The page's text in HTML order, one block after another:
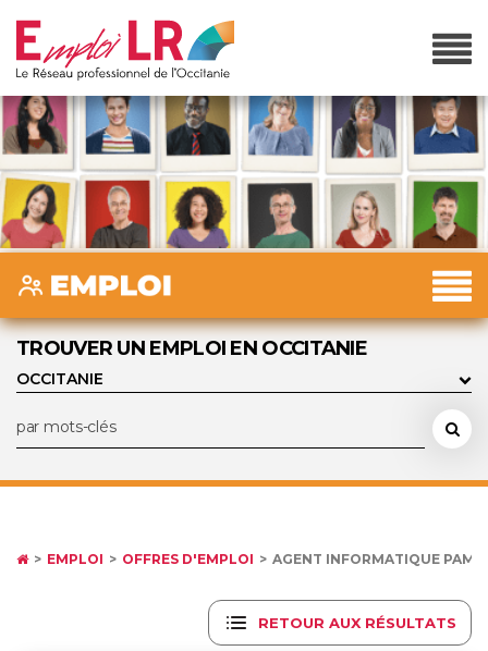
TROUVER UN EMPLOI EN OCCITANIE
EMPLOI OFFRES D'EMPLOI AGENT INFORMATIQUE
RETOUR AUX RÉSULTATS